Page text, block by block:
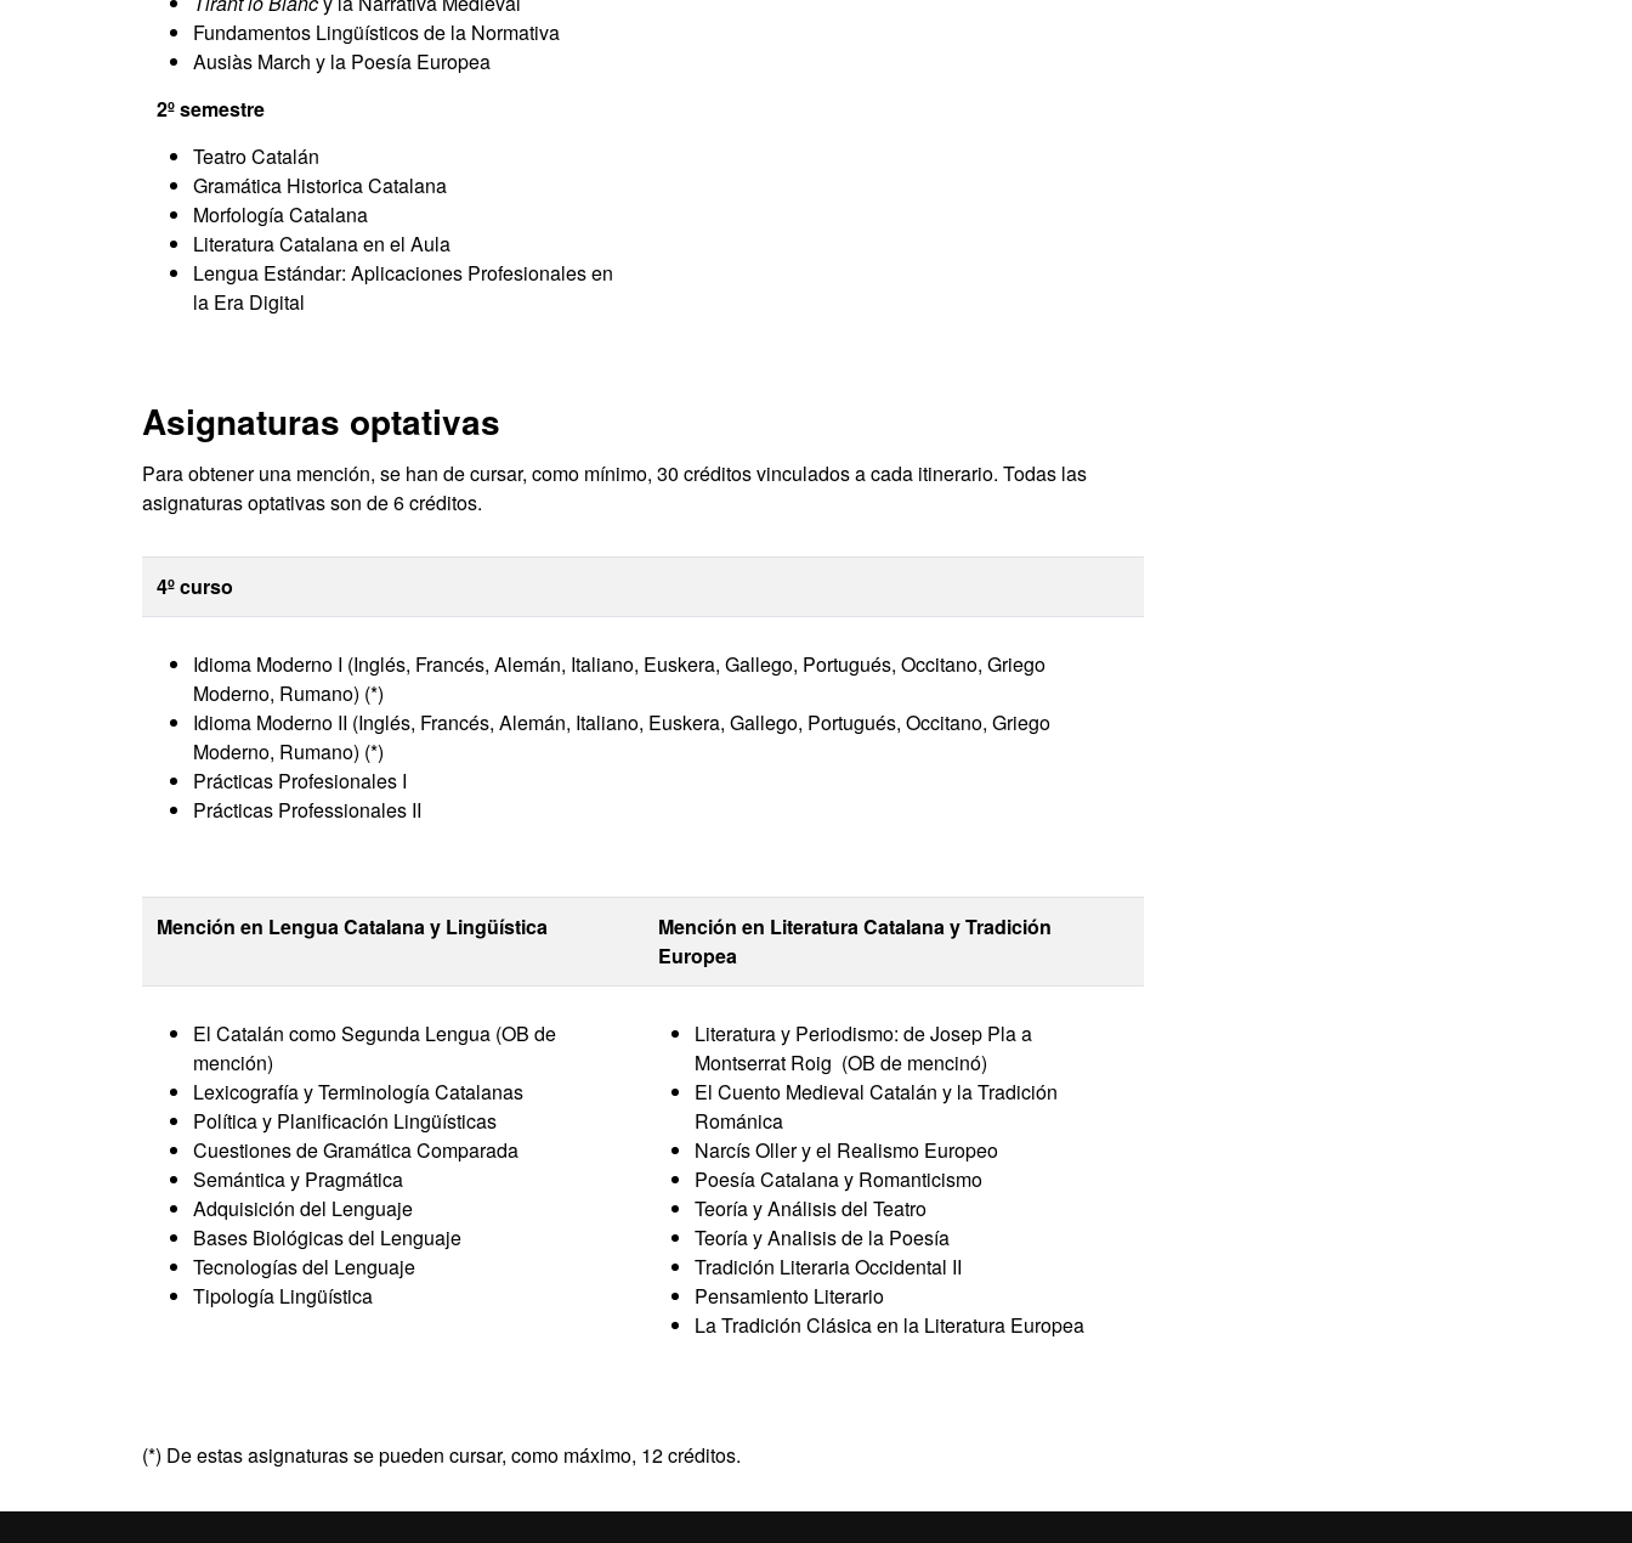
Fundamentos Lingüísticos de la Normativa
Ausiàs March y la Poesía Europea
2º semestre
Teatro Catalán
Gramática Historica Catalana
Morfología Catalana
Literatura Catalana en el Aula
Lengua Estándar: Aplicaciones Profesionales en
la Era Digital
Asignaturas optativas
Para obtener una mención, se han de cursar, como mínimo, 30 créditos vinculados a cada itinerario. Todas las
asignaturas optativas son de 6 créditos.
4º curso
Idioma Moderno I (Inglés, Francés, Alemán, Italiano, Euskera, Gallego, Portugués, Occitano, Griego
Moderno, Rumano) (*)
Idioma Moderno II (Inglés, Francés, Alemán, Italiano, Euskera, Gallego, Portugués, Occitano, Griego
Moderno, Rumano) (*)
Prácticas Profesionales I
Prácticas Professionales II
Mención en Lengua Catalana y Lingüística
Mención en Literatura Catalana y Tradición
Europea
El Catalán como Segunda Lengua (OB de
mención)
Lexicografía y Terminología Catalanas
Política y Planificación Lingüísticas
Cuestiones de Gramática Comparada
Semántica y Pragmática
Adquisición del Lenguaje
Bases Biológicas del Lenguaje
Tecnologías del Lenguaje
Tipología Lingüística
Literatura y Periodismo: de Josep Pla a
Montserrat Roig (OB de mencinó)
El Cuento Medieval Catalán y la Tradición
Románica
Narcís Oller y el Realismo Europeo
Poesía Catalana y Romanticismo
Teoría y Análisis del Teatro
Teoría y Analisis de la Poesía
Tradición Literaria Occidental II
Pensamiento Literario
La Tradición Clásica en la Literatura Europea
(*) De estas asignaturas se pueden cursar, como máximo, 12 créditos.